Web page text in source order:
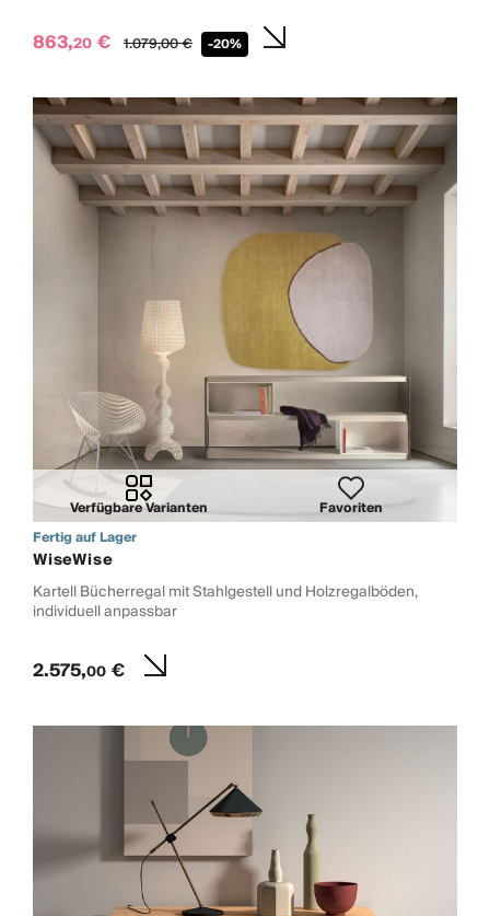
863,20 € 1.079,00€ -20%
Verfügbare Varianten
Favoriten
Fertig auf Lager
WiseWise
Kartell Bücherregal mit Stahlgestell und Holzregalböden,
individuell anpassbar
2.575,00€